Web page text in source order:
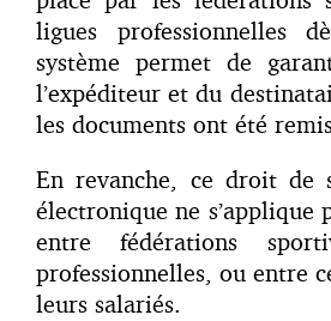
ligues professionnelles
système permet de
l’expéditeur et du
les documents ont été
En revanche, ce droit de
électronique ne s’applique
entre fédérations
professionnelles, ou entre
leurs salariés.